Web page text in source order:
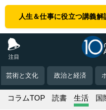
人生＆仕事に役立つ講義解
注目
芸術と文化 政治と経済
コラムTOP 読書 生活 国